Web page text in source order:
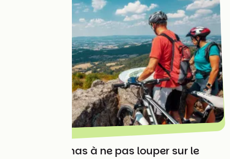
Les panoramas à ne pas louper sur le